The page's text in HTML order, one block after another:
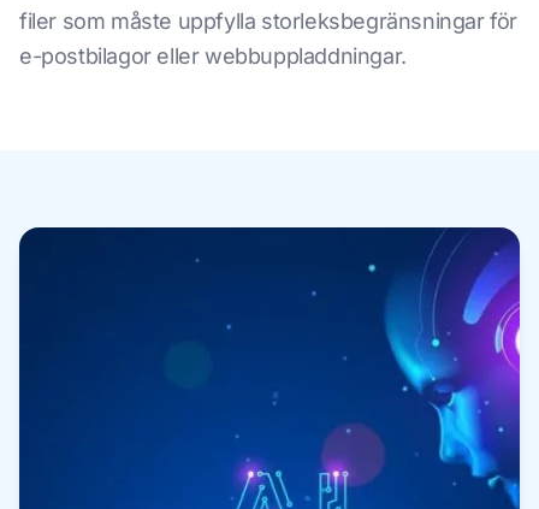
filer som måste uppfylla storleksbegränsningar för
e-postbilagor eller webbuppladdningar.